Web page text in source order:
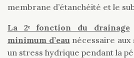
membrane d’étanchéité et le
La 2ᵉ fonction du drainage
minimum d’eau nécessaire aux
un stress hydrique pendant la